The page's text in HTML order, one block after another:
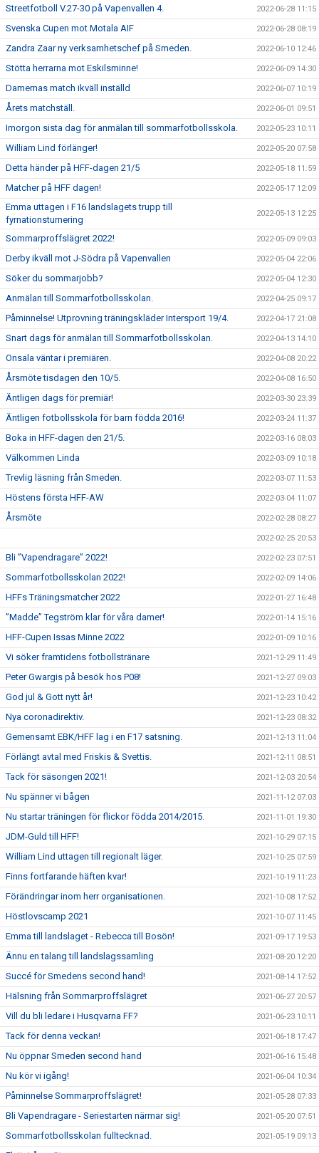
Streetfotboll V.27-30 på Vapenvallen 4. 2022-06-28 11:15
Svenska Cupen mot Motala AIF 2022-06-28 08:19
Zandra Zaar ny verksamhetschef på Smeden. 2022-06-10 12:46
Stötta herrarna mot Eskilsminne! 2022-06-09 14:30
Damernas match ikväll inställd 2022-06-07 10:19
Årets matchställ. 2022-06-01 09:51
Imorgon sista dag för anmälan till sommarfotbollsskola. 2022-05-23 10:11
William Lind förlänger! 2022-05-20 07:58
Detta händer på HFF-dagen 21/5 2022-05-18 11:59
Matcher på HFF dagen! 2022-05-17 12:09
Emma uttagen i F16 landslagets trupp till
fyrnationsturnering
2022-05-13 12:25
Sommarproffslägret 2022! 2022-05-09 09:03
Derby ikväll mot J-Södra på Vapenvallen 2022-05-04 22:06
Söker du sommarjobb? 2022-05-04 12:30
Anmälan till Sommarfotbollsskolan. 2022-04-25 09:17
Påminnelse! Utprovning träningskläder Intersport 19/4. 2022-04-17 21:08
Snart dags för anmälan till Sommarfotbollsskolan. 2022-04-13 14:10
Onsala väntar i premiären. 2022-04-08 20:22
Årsmöte tisdagen den 10/5. 2022-04-08 16:50
Äntligen dags för premiär! 2022-03-30 23:39
Äntligen fotbollsskola för barn födda 2016! 2022-03-24 11:37
Boka in HFF-dagen den 21/5. 2022-03-16 08:03
Välkommen Linda 2022-03-09 10:18
Trevlig läsning från Smeden. 2022-03-07 11:53
Höstens första HFF-AW 2022-03-04 11:07
Årsmöte 2022-02-28 08:27
2022-02-25 20:53
Bli ”Vapendragare” 2022! 2022-02-23 07:51
Sommarfotbollsskolan 2022! 2022-02-09 14:06
HFFs Träningsmatcher 2022 2022-01-27 16:48
”Madde” Tegström klar för våra damer! 2022-01-14 15:16
HFF-Cupen Issas Minne 2022 2022-01-09 10:16
Vi söker framtidens fotbollstränare 2021-12-29 11:49
Peter Gwargis på besök hos P08! 2021-12-27 09:03
God jul & Gott nytt år! 2021-12-23 10:42
Nya coronadirektiv. 2021-12-23 08:32
Gemensamt EBK/HFF lag i en F17 satsning. 2021-12-13 11:04
Förlängt avtal med Friskis & Svettis. 2021-12-11 08:51
Tack för säsongen 2021! 2021-12-03 20:54
Nu spänner vi bågen 2021-11-12 07:03
Nu startar träningen för flickor födda 2014/2015. 2021-11-01 19:30
JDM-Guld till HFF! 2021-10-29 07:15
William Lind uttagen till regionalt läger. 2021-10-25 07:59
Finns fortfarande häften kvar! 2021-10-19 11:23
Förändringar inom herr organisationen. 2021-10-08 17:52
Höstlovscamp 2021 2021-10-07 11:45
Emma till landslaget - Rebecca till Bosön! 2021-09-17 19:53
Ännu en talang till landslagssamling 2021-08-20 12:20
Succé för Smedens second hand! 2021-08-14 17:52
Hälsning från Sommarproffslägret 2021-06-27 20:57
Vill du bli ledare i Husqvarna FF? 2021-06-23 10:11
Tack för denna veckan! 2021-06-18 17:47
Nu öppnar Smeden second hand 2021-06-16 15:48
Nu kör vi igång! 2021-06-04 10:34
Påminnelse Sommarproffslägret! 2021-05-28 07:33
Bli Vapendragare - Seriestarten närmar sig! 2021-05-20 07:51
Sommarfotbollsskolan fulltecknad. 2021-05-19 09:13